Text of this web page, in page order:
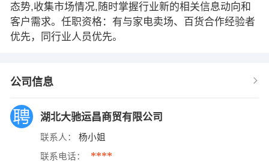
态势,收集市场情况,随时掌握行业新的相关信息动向和
客户需求。任职资格：有与家电卖场、百货合作经验者
优先，同行业人员优先。
公司信息
湖北大驰运昌商贸有限公司
联系人： 杨小姐
联系电话： ****